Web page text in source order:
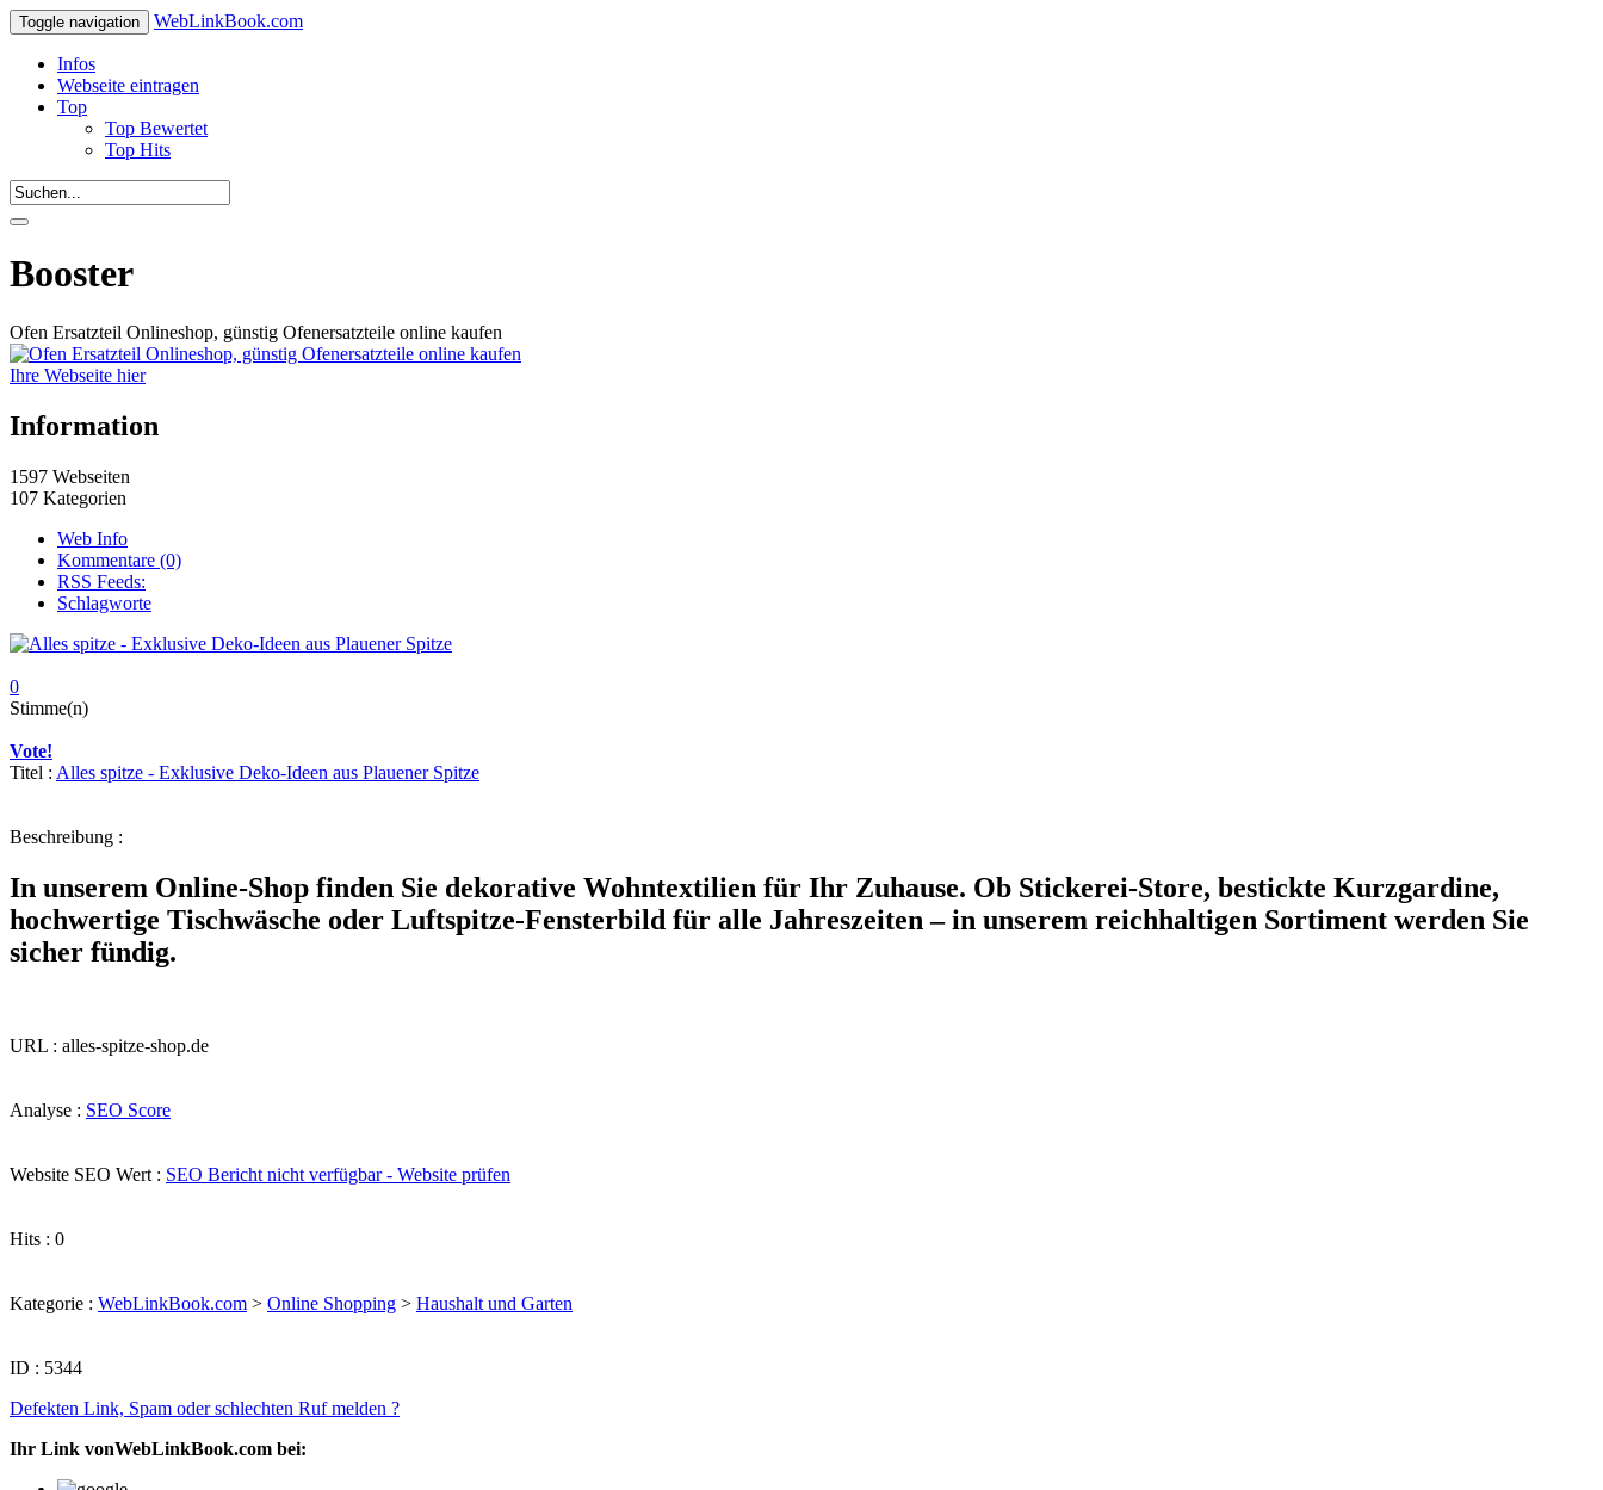
Toggle navigation WebLinkBook.com
Infos
Webseite eintragen
Top
Top Bewertet
Top Hits
Booster
Ofen Ersatzteil Onlineshop, günstig Ofenersatzteile online kaufen
Ihre Webseite hier
Information
1597 Webseiten
107 Kategorien
Web Info
Kommentare (0)
RSS Feeds:
Schlagworte
0
Stimme(n)
Vote!
Titel : Alles spitze - Exklusive Deko-Ideen aus Plauener Spitze
Beschreibung :
In unserem Online-Shop finden Sie dekorative Wohntextilien für Ihr Zuhause. Ob Stickerei-Store, bestickte Kurzgardine,
hochwertige Tischwäsche oder Luftspitze-Fensterbild für alle Jahreszeiten – in unserem reichhaltigen Sortiment werden Sie
sicher fündig.
URL : alles-spitze-shop.de
Analyse : SEO Score
Website SEO Wert : SEO Bericht nicht verfügbar - Website prüfen
Hits : 0
Kategorie : WebLinkBook.com > Online Shopping > Haushalt und Garten
ID : 5344
Defekten Link, Spam oder schlechten Ruf melden ?
Ihr Link vonWebLinkBook.com bei: